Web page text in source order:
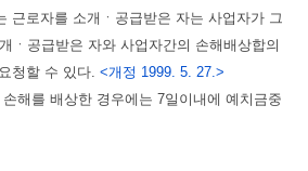
로자를 소개ㆍ공급받은 자는 사업자가 그
ㆍ공급받은 자와 사업자간의 손해배상합의
청할 수 있다. <개정 1999. 5. 27.>
해를 배상한 경우에는 7일이내에 예치금중